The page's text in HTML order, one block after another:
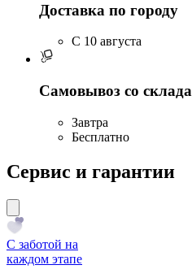
Доставка по городу
C 10 августа
Самовывоз со склада
Завтра
Бесплатно
Сервис и гарантии
С заботой на
каждом этапе